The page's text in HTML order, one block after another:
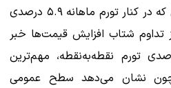
به ۶۵۶.۴ رسیده است؛ رقمی که در کنار تورم ماهانه ۵.۹ درصدی
۶۲ درصدی، از تداوم شتاب افزایش قیمت‌ها خبر
اما عدد ۸۸.۶ درصدی تورم نقطه‌به‌نقطه، مهم‌ترین
نشان می‌دهد سطح عمومی